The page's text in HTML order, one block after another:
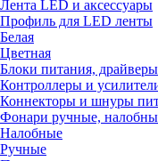
Лента LED и аксессуары
Профиль для LED ленты
Белая
Цветная
Блоки питания, драйверы
Контроллеры и
Коннекторы и шнуры
Фонари ручные,
Налобные
Ручные